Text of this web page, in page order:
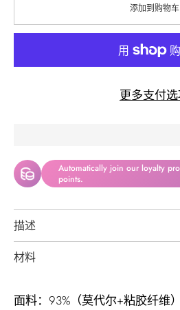
添加到购物车
更多支付
Automatically join our loyalty
points.
描述
材料
面料：93%（莫代尔+粘胶纤维